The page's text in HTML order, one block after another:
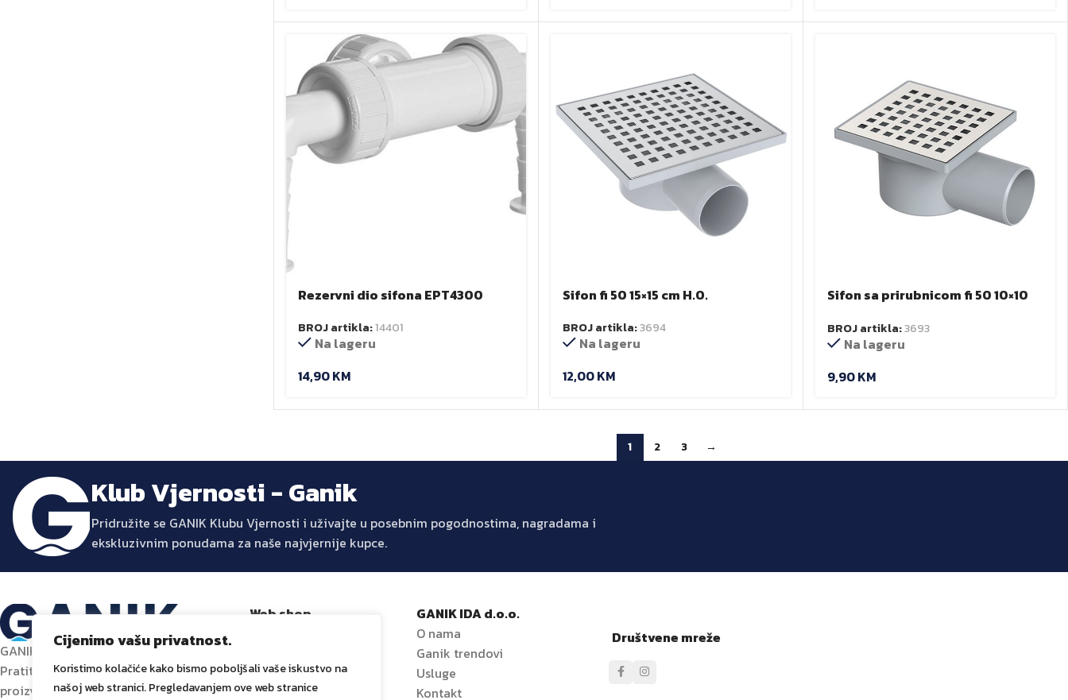
Cijenimo vašu privatnost.
Koristimo kolačiće kako bismo poboljšali vaše iskustvo na
našoj web stranici. Pregledavanjem ove web stranice
Rezervni dio sifona EPT4300
BROJ artikla:14401
Na lageru
14,90KM
Sifon fi 50 15×15 cm H.O.
BROJ artikla:3694
Na lageru
12,00KM
Sifon sa prirubnicom fi 50 10×10
BROJ artikla:3693
Na lageru
9,90KM
1 2 3 →
Klub Vjernosti - Ganik
Pridružite se GANIK Klubu Vjernosti i uživajte u posebnim pogodnostima, nagradama i
ekskluzivnim ponudama za naše najvjernije kupce.
GANIK – Izvor inovacije za vaš dom.
Pratite nas za najnovije trendove,
proizvode i inspiraciju za uređenje doma.
Web shop
Dostava i plaćanje
Prati narudžbu
GANIK IDA d.o.o.
O nama
Ganik trendovi
Usluge
Kontakt
Društvene mreže